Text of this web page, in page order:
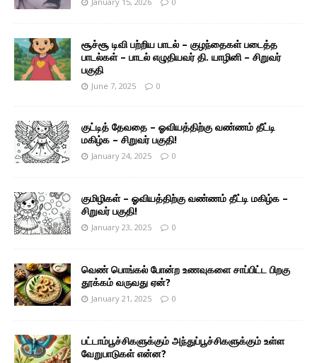
சூச்சூ டிவி பற்றிய பாடல் – குழந்தைகள் படைத்த
பாடல்கள் – பாடல் எழுதியவர் தி. யாழினி – சிறுவர்
பகுதி
June 7, 2025 0
குட்டித் தேவதை – ஓவியத்திற்கு வண்ணம் தீட்டி
மகிழ்க – சிறுவர் பகுதி!
January 24, 2025 0
குமிழிகள் – ஓவியத்திற்கு வண்ணம் தீட்டி மகிழ்க –
சிறுவர் பகுதி!
January 23, 2025 0
வெண் பொங்கல் போன்ற உணவுகளை சாப்பிட்ட பிறகு
தூக்கம் வருவது ஏன்?
January 21, 2025 0
பட்டாம்பூச்சிகளுக்கும் அந்துப்பூச்சிகளுக்கும் உள்ள
வேறுபாடுகள் என்ன?